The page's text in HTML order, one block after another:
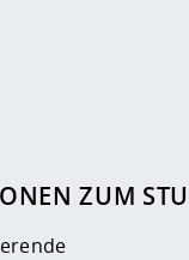
ZUM